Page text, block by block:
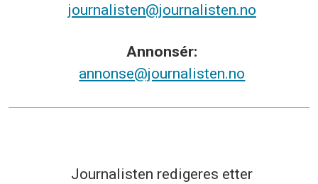
journalisten@journalisten.no
Annonsér:
annonse@journalisten.no
Journalisten redigeres etter